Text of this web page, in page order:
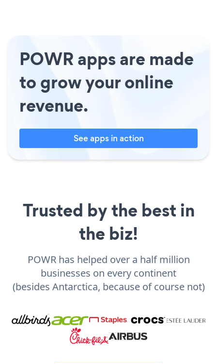
POWR apps are made
to grow your online
revenue.
See apps in action
Trusted by the best in
the biz!
POWR has helped over a half million
businesses on every continent
(besides Antarctica, because of course not)